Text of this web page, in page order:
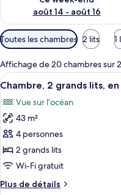
août 14 - août 16
Filtres
disponibles
pour
les
chambres
Toutes les chambres 2 lits 1
Affichage de 20 chambres sur
Afficher
toutes
les
photos
pour
ce
type
chambre :
10
Chambre, 2 grands lits,
Vue sur l’océan
43 m²
4 personnes
2 grands lits
Wi-Fi gratuit
Plus de détails
Plus